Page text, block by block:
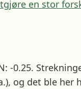
en stor
-0.25.
og det ble her